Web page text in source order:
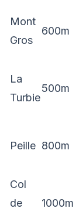
Mont
Gros
600m
La
Turbie
500m
Peille 800m
Col
de
1000m